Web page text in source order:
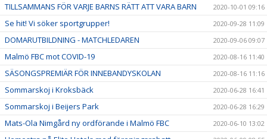
TILLSAMMANS FÖR VARJE BARNS RÄTT ATT VARA BARN 2020-10-01 09:16
Se hit! Vi söker sportgrupper! 2020-09-28 11:09
DOMARUTBILDNING - MATCHLEDAREN 2020-09-06 09:07
Malmö FBC mot COVID-19 2020-08-16 11:40
SÄSONGSPREMIÄR FÖR INNEBANDYSKOLAN 2020-08-16 11:16
Sommarskoj i Kroksbäck 2020-06-28 16:41
Sommarskoj i Beijers Park 2020-06-28 16:29
Mats-Ola Nimgård ny ordförande i Malmö FBC 2020-06-10 13:02